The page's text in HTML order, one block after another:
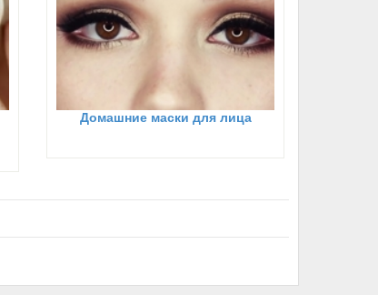
Домашние маски для лица